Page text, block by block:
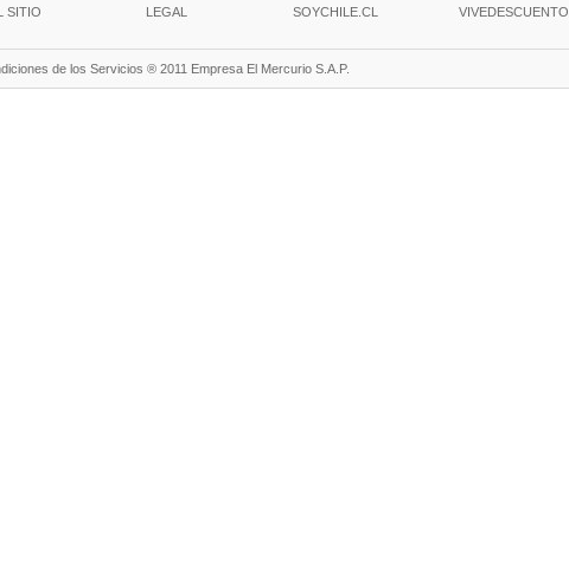
SITIO
LEGAL
SOYCHILE.CL
de los Servicios ® 2011 Empresa El Mercurio S.A.P.